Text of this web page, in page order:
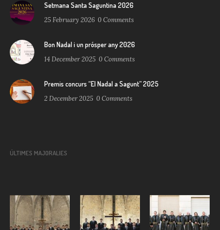
Setmana Santa Saguntina 2026
25 February 2026 0 Comments
Bon Nadal i un prósper any 2026
14 December 2025 0 Comments
Premis concurs “El Nadal a Sagunt” 2025
2 December 2025 0 Comments
ÚLTIMES MAJORALIES